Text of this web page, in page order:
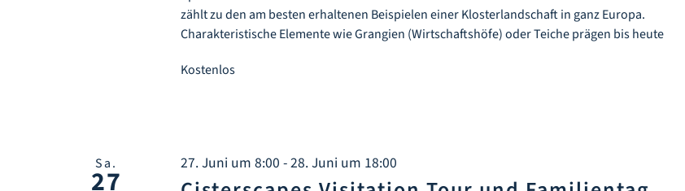
zählt zu den am besten erhaltenen Beispielen einer Klosterlandschaft in ganz Europa.
Charakteristische Elemente wie Grangien (Wirtschaftshöfe) oder Teiche prägen bis heute
Kostenlos
Sa.
27
27. Juni um 8:00 -28. Juni um 18:00